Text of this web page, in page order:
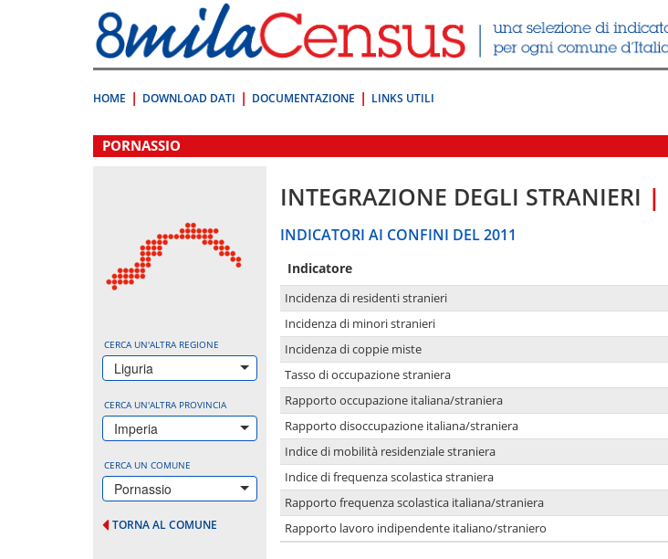
direttamente
a:
Contenuto
HOME DOWNLOAD DATI DOCUMENTAZIONE LINKS UTILI
.
PORNASSIO
CERCA UN'ALTRA REGIONE
Liguria
CERCA UN'ALTRA PROVINCIA
Imperia
CERCA UN COMUNE
Pornassio
TORNA AL COMUNE
INTEGRAZIONE DEGLI STRANIERI |
INDICATORI AI CONFINI DEL 2011
Indicatore
Incidenza di residenti stranieri
Incidenza di minori stranieri
Incidenza di coppie miste
Tasso di occupazione straniera
Rapporto occupazione italiana/straniera
Rapporto disoccupazione italiana/straniera
Indice di mobilità residenziale straniera
Indice di frequenza scolastica straniera
Rapporto frequenza scolastica italiana/straniera
Rapporto lavoro indipendente italiano/straniero